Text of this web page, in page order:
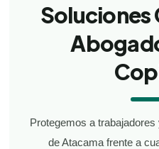
Soluciones
Protegemos a
de Atacama frente a